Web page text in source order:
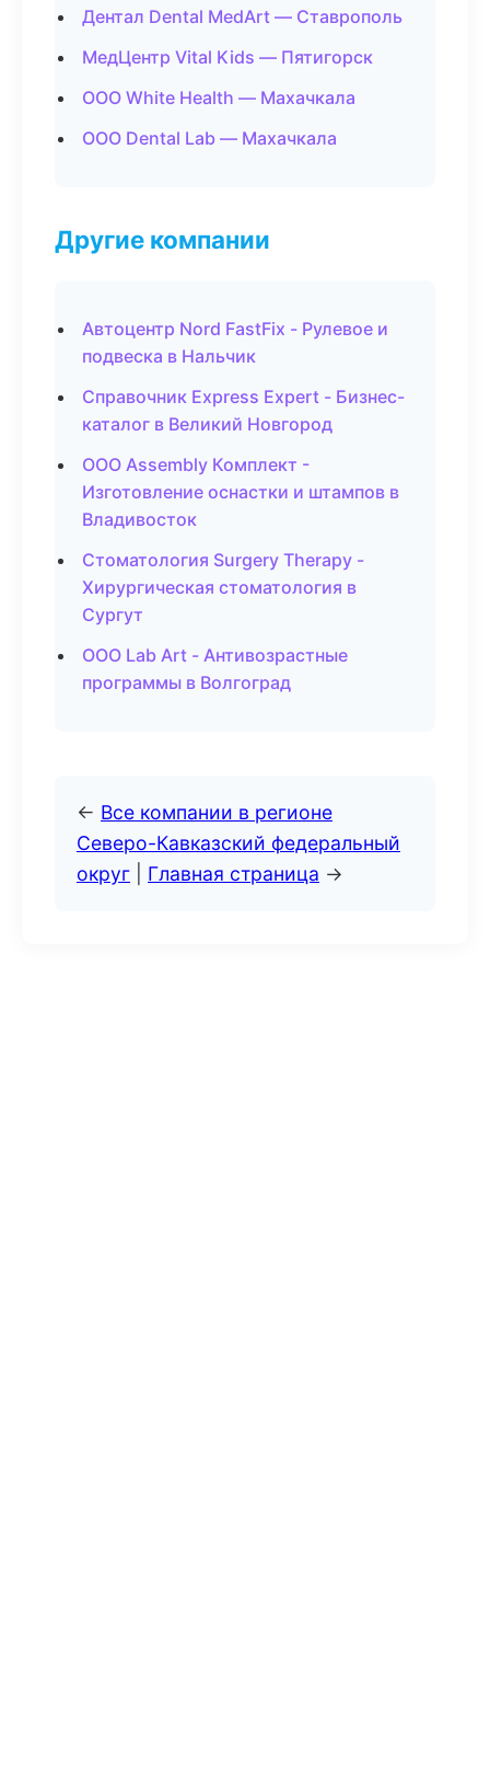
Дентал Dental MedArt — Ставрополь
МедЦентр Vital Kids — Пятигорск
ООО White Health — Махачкала
ООО Dental Lab — Махачкала
Другие компании
Автоцентр Nord FastFix - Рулевое и
подвеска в Нальчик
Справочник Express Expert - Бизнес-
каталог в Великий Новгород
ООО Assembly Комплект -
Изготовление оснастки и штампов в
Владивосток
Стоматология Surgery Therapy -
Хирургическая стоматология в
Сургут
ООО Lab Art - Антивозрастные
программы в Волгоград
← Все компании в регионе
Северо-Кавказский федеральный
округ
Главная страница →